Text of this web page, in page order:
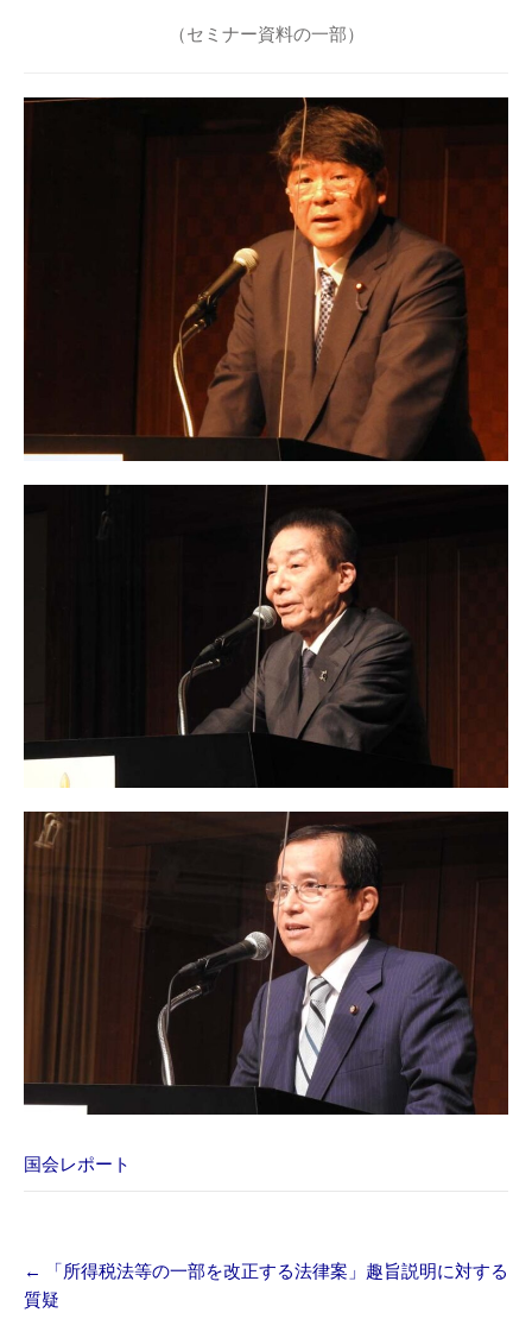
（セミナー資料の一部）
国会レポート
Post
navigation
←
「所得税法等の一部を改正する法律案」趣旨説明に対する
質疑